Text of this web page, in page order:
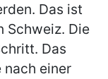
Das ist
Schweiz. Die
Das
einer